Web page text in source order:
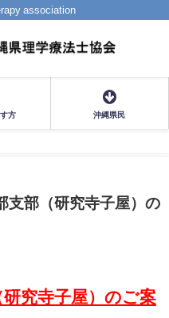
association
方 沖縄県民
支部（研究寺子屋）の
究寺子屋） のご案